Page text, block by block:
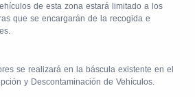
de esta zona estará limitado a los
que se encargarán de la recogida e
se realizará en la báscula existente en el
y Descontaminación de Vehículos.